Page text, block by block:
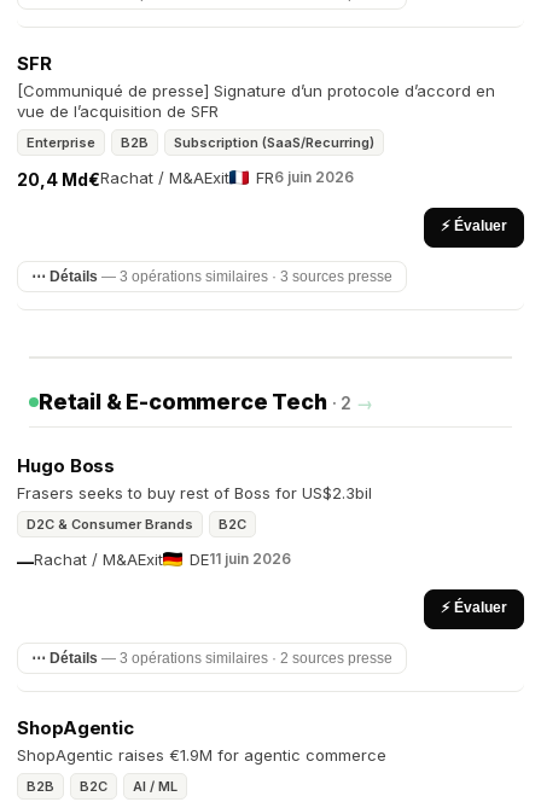
SFR
[Communiqué de presse] Signature d’un protocole d’accord en
vue de l’acquisition de SFR
Enterprise B2B Subscription (SaaS/Recurring)
Rachat / M&A
20,4 Md€ Exit FR6 juin 2026
⚡ Évaluer
⋯ Détails — 3 opérations similaires · 3 sources presse
Retail & E-commerce Tech · 2 →
Hugo Boss
Frasers seeks to buy rest of Boss for US$2.3bil
D2C & Consumer Brands B2C
Rachat / M&A
— Exit DE11 juin 2026
⚡ Évaluer
⋯ Détails — 3 opérations similaires · 2 sources presse
ShopAgentic
ShopAgentic raises €1.9M for agentic commerce
B2B B2C AI / ML